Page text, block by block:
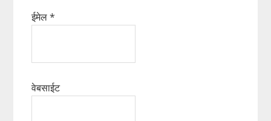
ईमेल*
वेबसाईट